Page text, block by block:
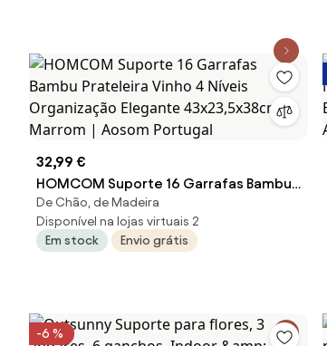
32,99 €
HOMCOM Suporte 16 Garrafas Bambu
Prateleira Vinho 4 Níveis Organização
Elegante 43x23,5x38cm Marrom |
Aosom Portugal
De Chão, de Madeira
Disponível na lojas virtuais 2
Em stock
Envio grátis
-6 %